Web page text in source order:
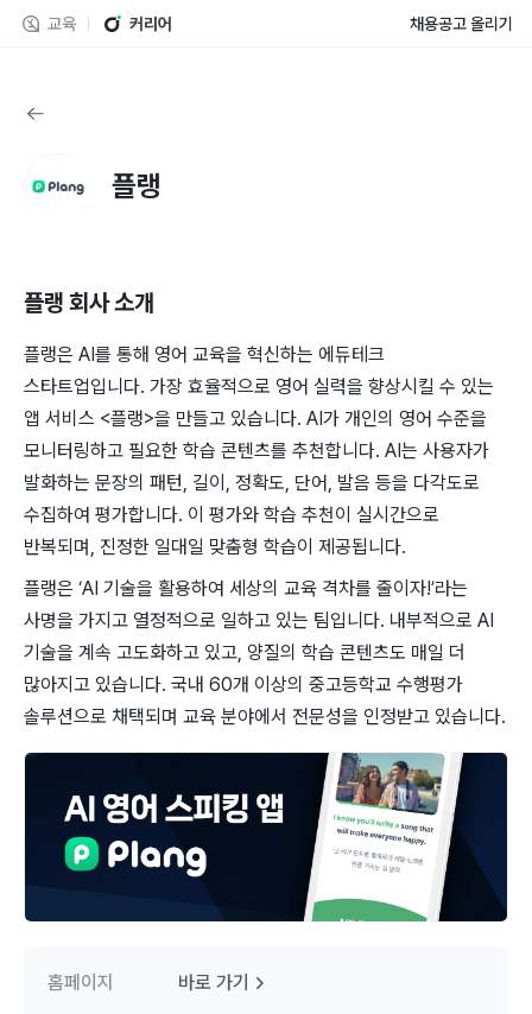
교육 커리어 채용공고 올리기
플랭
플랭 회사 소개
플랭은 AI를 통해 영어 교육을 혁신하는 에듀테크
스타트업입니다. 가장 효율적으로 영어 실력을 향상시킬 수 있는
앱 서비스 <플랭>을 만들고 있습니다. AI가 개인의 영어 수준을
모니터링하고 필요한 학습 콘텐츠를 추천합니다. AI는 사용자가
발화하는 문장의 패턴, 길이, 정확도, 단어, 발음 등을 다각도로
수집하여 평가합니다. 이 평가와 학습 추천이 실시간으로
반복되며, 진정한 일대일 맞춤형 학습이 제공됩니다.
플랭은 ‘AI 기술을 활용하여 세상의 교육 격차를 줄이자!’라는
사명을 가지고 열정적으로 일하고 있는 팀입니다. 내부적으로 AI
기술을 계속 고도화하고 있고, 양질의 학습 콘텐츠도 매일 더
많아지고 있습니다. 국내 60개 이상의 중고등학교 수행평가
솔루션으로 채택되며 교육 분야에서 전문성을 인정받고 있습니다.
홈페이지 바로 가기